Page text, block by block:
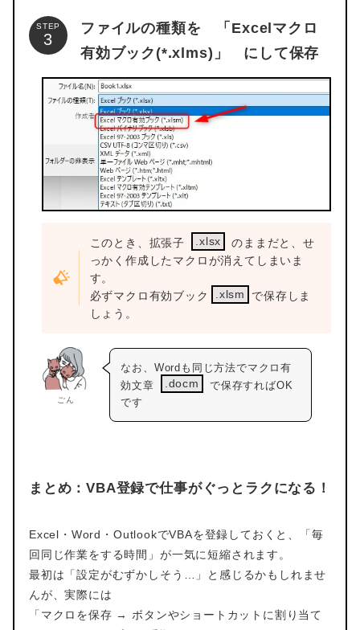
STEP
ファイルの種類を 「Excelマクロ
有効ブック(*.xlms)」 にして保存
このとき、拡張子 .xlsx
のままだと、せ
っかく作成したマクロが消えてしまいま
す。
必ずマクロ有効ブック
.xlsm
で保存しま
しょう。
ごん
なお、Wordも同じ方法でマクロ有
効文章
.docm
で保存すればOK
です
まとめ：VBA登録で仕事がぐっとラクになる！
Excel・Word・OutlookでVBAを登録しておくと、「毎
回同じ作業をする時間」が一気に短縮されます。
最初は「設定がむずかしそう…」と感じるかもしれませ
んが、実際には
「マクロを保存 → ボタンやショートカットに割り当て